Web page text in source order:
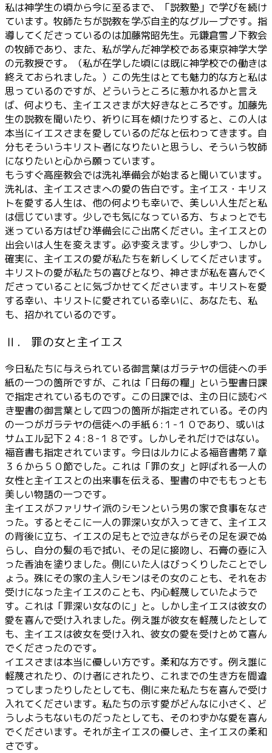
私は神学生の頃から今に至るまで、「説教塾」で学びを続け
ています。牧師たちが説教を学ぶ自主的なグループです。指
導してくださっているのは加藤常昭先生。元鎌倉雪ノ下教会
の牧師であり、また、私が学んだ神学校である東京神学大学
の元教授です。（私が在学した頃には既に神学校での働きは
終えておられました。）この先生はとても魅力的な方と私は
思っているのですが、どういうところに惹かれるかと言え
ば、何よりも、主イエスさまが大好きなところです。加藤先
生の説教を聞いたり、祈りに耳を傾けたりすると、この人は
本当にイエスさまを愛しているのだなと伝わってきます。自
分もそういうキリスト者になりたいと思うし、そういう牧師
になりたいと心から願っています。
もうすぐ高座教会では洗礼準備会が始まると聞いています。
洗礼は、主イエスさまへの愛の告白です。主イエス・キリス
トを愛する人生は、他の何よりも幸いで、美しい人生だと私
は信じています。少しでも気になっている方、ちょっとでも
迷っている方はぜひ準備会にご出席ください。主イエスとの
出会いは人生を変えます。必ず変えます。少しずつ、しかし
確実に、主イエスの愛が私たちを新しくしてくださいます。
キリストの愛が私たちの喜びとなり、神さまが私を喜んでく
ださっていることに気づかせてくださいます。キリストを愛
する幸い、キリストに愛されている幸いに、あなたも、私
も、招かれているのです。
Ⅱ． 罪の女と主イエス
今日私たちに与えられている御言葉はガラテヤの信徒への手
紙の一つの箇所ですが、これは「日毎の糧」という聖書日課
で指定されているものです。この日課では、主の日に読むべ
き聖書の御言葉として四つの箇所が指定されている。その内
の一つがガラテヤの信徒への手紙６:１-１０であり、或いは
サムエル記下２４:８-１８です。しかしそれだけではない。
福音書も指定されています。今日はルカによる福音書第７章
３６から５０節でした。これは「罪の女」と呼ばれる一人の
女性と主イエスとの出来事を伝える、聖書の中でももっとも
美しい物語の一つです。
主イエスがファリサイ派のシモンという男の家で食事をなさ
った。するとそこに一人の罪深い女が入ってきて、主イエス
の背後に立ち、イエスの足もとで泣きながらその足を涙でぬ
らし、自分の髪の毛で拭い、その足に接吻し、石膏の壺に入
った香油を塗りました。側にいた人はびっくりしたことでし
ょう。殊にその家の主人シモンはその女のことも、それをお
受けになった主イエスのことも、内心軽蔑していたようで
す。これは「罪深い女なのに」と。しかし主イエスは彼女の
愛を喜んで受け入れました。例え誰が彼女を軽蔑したとして
も、主イエスは彼女を受け入れ、彼女の愛を受けとめて喜ん
でくださったのです。
イエスさまは本当に優しい方です。柔和な方です。例え誰に
軽蔑されたり、のけ者にされたり、これまでの生き方を間違
ってしまったりしたとしても、側に来た私たちを喜んで受け
入れてくださいます。私たちの示す愛がどんなに小さく、ど
うしようもないものだったとしても、そのわずかな愛を喜ん
でくださいます。それが主イエスの優しさ、主イエスの柔和
さです。